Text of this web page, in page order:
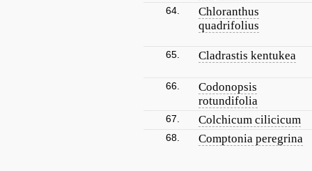
64.
Chloranthus
quadrifolius
65. Cladrastis kentukea
66.
Codonopsis
rotundifolia
67. Colchicum cilicicum
68. Comptonia peregrina